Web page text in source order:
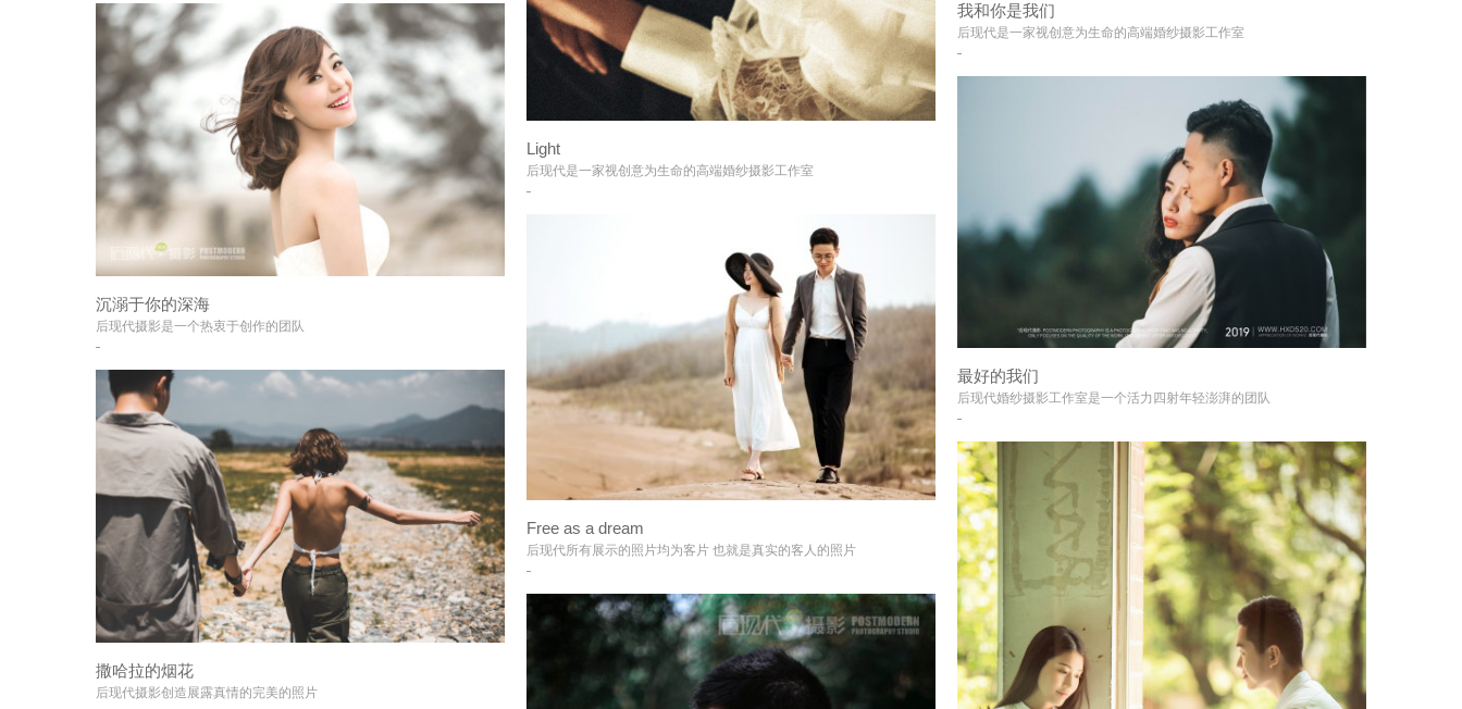
Light
后现代是一家视创意为生命的高端婚纱摄影工作室
我和你是我们
后现代是一家视创意为生命的高端婚纱摄影工作室
沉溺于你的深海
后现代摄影是一个热衷于创作的团队
+
最好的我们
后现代婚纱摄影工作室是一个活力四射年轻澎湃的团队
+
Free as a dream
后现代所有展示的照片均为客片 也就是真实的客人的照片
+
撒哈拉的烟花
后现代摄影创造展露真情的完美的照片
+
+
+